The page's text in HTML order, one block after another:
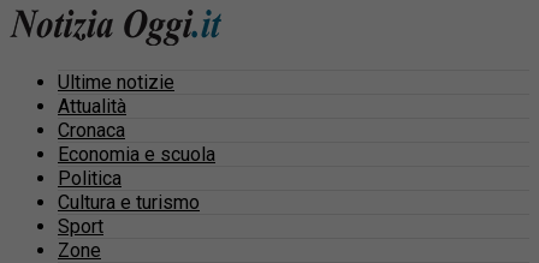
Ultime notizie
Attualità
Cronaca
Economia e scuola
Politica
Cultura e turismo
Sport
Zone